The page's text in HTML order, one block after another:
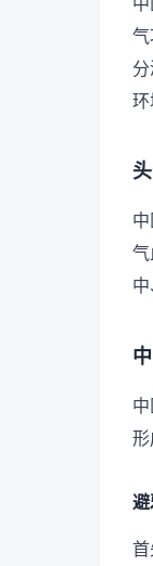
气
环
形
避
首